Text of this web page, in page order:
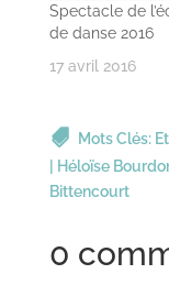
Spectacle de
de danse 2016
17 avril 2016
Mots Clés:
Héloïse
Bittencourt
0